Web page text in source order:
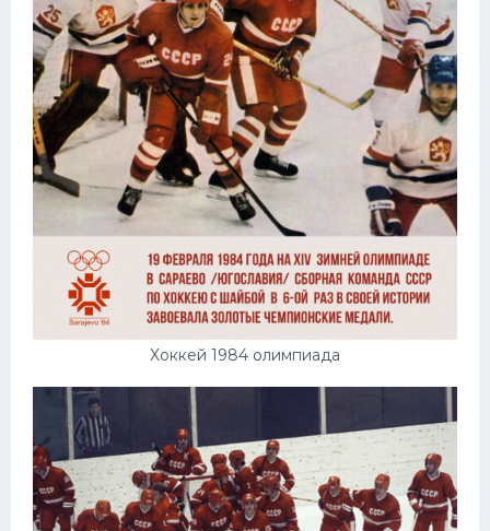
Хоккей 1984 олимпиада